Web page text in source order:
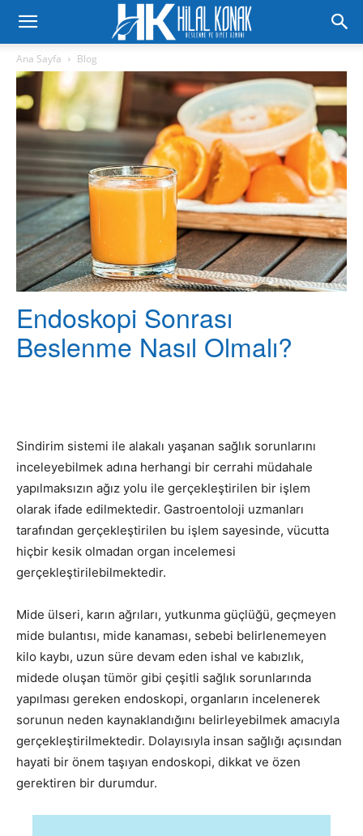
Ana Sayfa Blog
Endoskopi Sonrası
Beslenme Nasıl Olmalı?
Sindirim sistemi ile alakalı yaşanan sağlık sorunlarını
inceleyebilmek adına herhangi bir cerrahi müdahale
yapılmaksızın ağız yolu ile gerçekleştirilen bir işlem
olarak ifade edilmektedir. Gastroentoloji uzmanları
tarafından gerçekleştirilen bu işlem sayesinde, vücutta
hiçbir kesik olmadan organ incelemesi
gerçekleştirilebilmektedir.
Mide ülseri, karın ağrıları, yutkunma güçlüğü, geçmeyen
mide bulantısı, mide kanaması, sebebi belirlenemeyen
kilo kaybı, uzun süre devam eden ishal ve kabızlık,
midede oluşan tümör gibi çeşitli sağlık sorunlarında
yapılması gereken endoskopi, organların incelenerek
sorunun neden kaynaklandığını belirleyebilmek amacıyla
gerçekleştirilmektedir. Dolayısıyla insan sağlığı açısından
hayati bir önem taşıyan endoskopi, dikkat ve özen
gerektiren bir durumdur.